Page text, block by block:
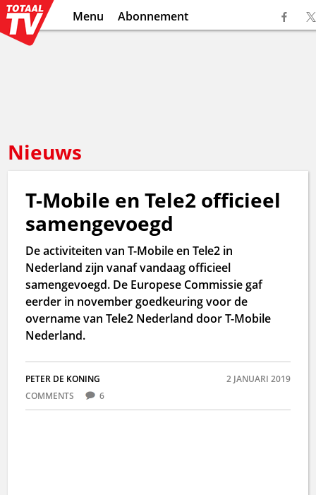
Menu Abonnement
Nieuws
T-Mobile en Tele2 officieel
samengevoegd
De activiteiten van T-Mobile en Tele2 in
Nederland zijn vanaf vandaag officieel
samengevoegd. De Europese Commissie gaf
eerder in november goedkeuring voor de
overname van Tele2 Nederland door T-Mobile
Nederland.
PETER DE KONING
2 JANUARI 2019
COMMENTS
6